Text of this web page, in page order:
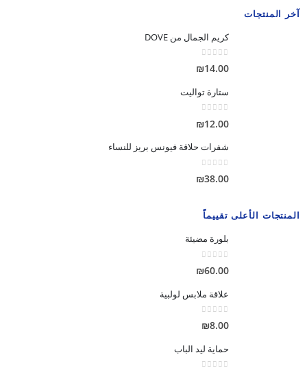
آخر المنتجات
كريم الجمال من DOVE
0
out of 5
₪14.00
ستارة تواليت
₪12.00
شفرات حلاقة فيونس بريز للنساء
₪38.00
المنتجات الأعلى تقييماً
بلورة مضيئة
₪60.00
علاقة ملابس لولبية
0
out of 5
₪8.00
حماية ليد الباب